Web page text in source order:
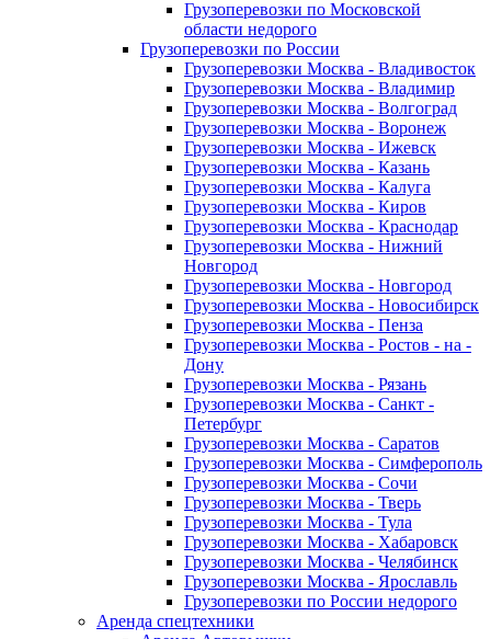
Грузоперевозки по Московской
области недорого
Грузоперевозки по России
Грузоперевозки Москва - Владивосток
Грузоперевозки Москва - Владимир
Грузоперевозки Москва - Волгоград
Грузоперевозки Москва - Воронеж
Грузоперевозки Москва - Ижевск
Грузоперевозки Москва - Казань
Грузоперевозки Москва - Калуга
Грузоперевозки Москва - Киров
Грузоперевозки Москва - Краснодар
Грузоперевозки Москва - Нижний
Новгород
Грузоперевозки Москва - Новгород
Грузоперевозки Москва - Новосибирск
Грузоперевозки Москва - Пенза
Грузоперевозки Москва - Ростов - на -
Дону
Грузоперевозки Москва - Рязань
Грузоперевозки Москва - Санкт -
Петербург
Грузоперевозки Москва - Саратов
Грузоперевозки Москва - Симферополь
Грузоперевозки Москва - Сочи
Грузоперевозки Москва - Тверь
Грузоперевозки Москва - Тула
Грузоперевозки Москва - Хабаровск
Грузоперевозки Москва - Челябинск
Грузоперевозки Москва - Ярославль
Грузоперевозки по России недорого
Аренда спецтехники